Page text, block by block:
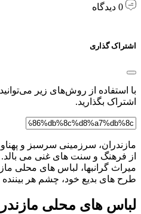
اشتراک گذاری
با استفاده از روش‌های زیر
اشتراک بگذارید.
مازندران، سرزمینی سرسبز و
از فرهنگ و سنت های غنی می بالد.
میراث گرانبها، لباس های محلی
طرح های بدیع خود، چشم هر
لباس های محلی